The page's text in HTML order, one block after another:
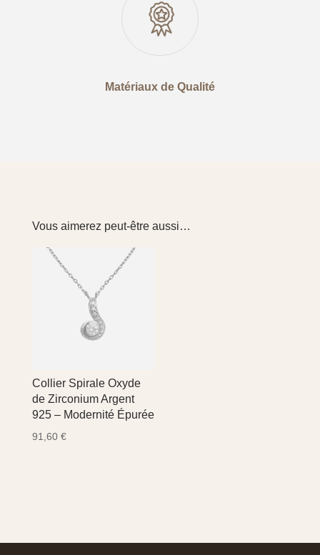
Matériaux de Qualité
Vous aimerez peut-être aussi…
Collier Spirale Oxyde
de Zirconium Argent
925 – Modernité Épurée
91,60 €